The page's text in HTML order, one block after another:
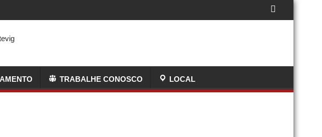
TRABALHE CONOSCO LOCAL